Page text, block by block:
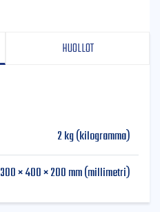
HUOLLOT
2 kg (kilogramma)
300 × 400 × 200 mm (millimetri)